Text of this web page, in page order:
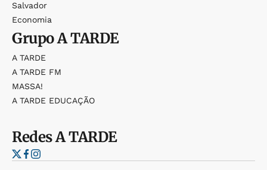
Salvador
Economia
GrupoA TARDE
A TARDE
A TARDE FM
MASSA!
A TARDE EDUCAÇÃO
RedesA TARDE